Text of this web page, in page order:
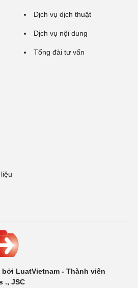
Dịch vụ dịch thuật
Dịch vụ nội dung
Tổng đài tư vấn
bởi LuatVietnam - Thành viên
., JSC